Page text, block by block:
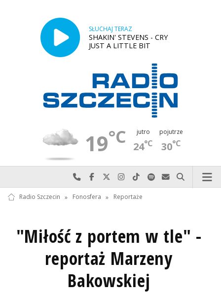
SŁUCHAJ TERAZ
SHAKIN' STEVENS - CRY
JUST A LITTLE BIT
19°C jutro
24°C
pojutrze
30°C
Najlepiej po prostu do nas zadzwoń
Odwiedź nas na Facebook-u
Odwiedź nas na X
Odwiedź nas na Instagram-ie
Odwiedź nas na TikTok-u
Szukaj nas na Spotify
Wyślij do nas
Szukaj
Radio Szczecin » Fonosfera » Reportaże
"Miłość z portem w tle" -
reportaż Marzeny
Bakowskiej